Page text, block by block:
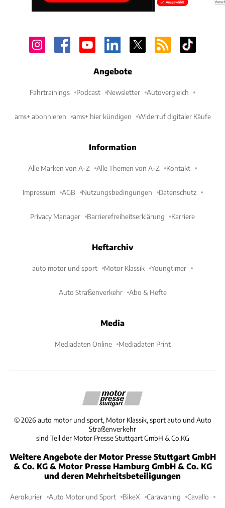
Angebote
Fahrtrainings Podcast Newsletter Autovergleich
ams+ abonnieren ams+ hier kündigen Widerruf digitaler Käufe
Information
Alle Marken von A-Z Alle Themen von A-Z Kontakt
Impressum AGB Nutzungsbedingungen Datenschutz
Privacy Manager Barrierefreiheitserklärung Karriere
Heftarchiv
auto motor und sport Motor Klassik Youngtimer
Auto Straßenverkehr Abo & Hefte
Media
Mediadaten Online Mediadaten Print
©2026 auto motor und sport, Motor Klassik, sport auto und Auto
Straßenverkehr
sind Teil der Motor Presse Stuttgart GmbH & Co.KG
Weitere Angebote der Motor Presse Stuttgart GmbH
& Co. KG & Motor Presse Hamburg GmbH & Co. KG
und deren Mehrheitsbeteiligungen
Aerokurier Auto Motor und Sport BikeX Caravaning Cavallo